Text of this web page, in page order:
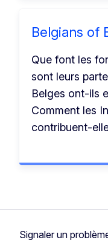
Belgians of
Que font les
sont leurs
Belges ont-ils
Comment les
contribuent-
Signaler un